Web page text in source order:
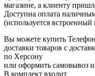
магазине, а клиенту
Доступна оплата
(используется
Вы можете купить
доставки товаров с
по Херсону
или оформить самовывоз
В комплект входит